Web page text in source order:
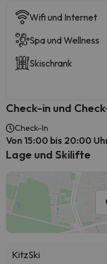
Wifi und Internet
Spa und Wellness
Skischrank
Check-in und
Check-In
Von 15:00 bis 20:00
Lage und Skilifte
KitzSki